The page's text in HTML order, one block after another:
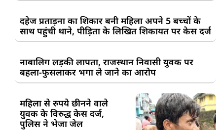
दहेज प्रताड़ना का शिकार बनी महिला अपने 5 बच्चों के
साथ पहुंची थाने, पीड़िता के लिखित शिकायत पर केस दर्ज
नाबालिग लड़की लापता, राजस्थान निवासी युवक पर
बहला-फुसलाकर भगा ले जाने का आरोप
महिला से रुपये छीनने वाले
युवक के विरुद्ध केस दर्ज,
पुलिस ने भेजा जेल